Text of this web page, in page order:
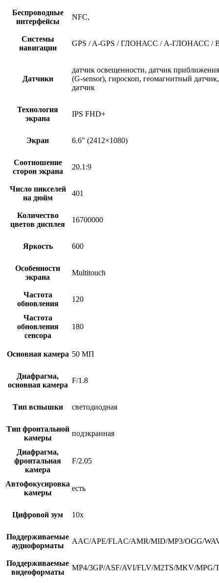
Беспроводные
интерфейсы
NFC,
Системы
навигации
GPS / A-GPS / ГЛОНАСС / А-ГЛОНАСС /
Датчики
датчик освещенности, датчик
(G-sensor), гироскоп, геомагнитный
датчик
Технология
экрана
IPS FHD+
Экран 6.6" (2412×1080)
Соотношение
сторон экрана
20.1:9
Число пикселей
на дюйм
401
Количество
цветов дисплея
16700000
Яркость 600
Особенности
экрана
Multitouch
Частота
обновления
120
Частота
обновления
сенсора
180
Основная камера 50 МП
Диафрагма,
основная камера
F/1.8
Тип вспышки светодиодная
Тип фронтальной
камеры
подэкранная
Диафрагма,
фронтальная
камера
F/2.05
Автофокусировка
камеры
есть
Цифровой зум 10х
Поддерживаемые
аудиоформаты
AAC/APE/FLAC/AMR/MID/MP3/OGG/
Поддерживаемые
видеоформаты
MP4/3GP/ASF/AVI/FLV/M2TS/MKV/MPG/